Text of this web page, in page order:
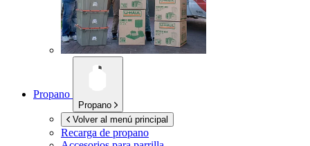
Propano
Propano
Volver al menú principal
Recarga de propano